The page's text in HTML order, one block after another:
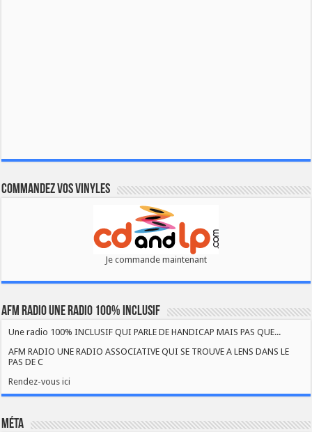
Commandez vos vinyles
Je commande maintenant
AFM RADIO UNE RADIO 100% INCLUSIF
Une radio 100% INCLUSIF QUI PARLE DE HANDICAP MAIS PAS QUE...
AFM RADIO UNE RADIO ASSOCIATIVE QUI SE TROUVE A LENS DANS LE
PAS DE C
Rendez-vous ici
Méta